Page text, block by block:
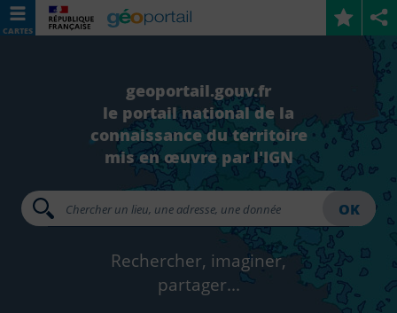
CARTES
geoportail.gouv.fr
le portail national de la
connaissance du territoire
mis en œuvre par l'IGN
OK
Rechercher, imaginer,
partager...